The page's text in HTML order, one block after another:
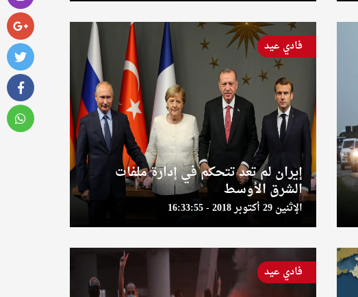
إيران لم تعد تتحكم في إدارة ملفات
الشرق الأوسط
الإثنين 29 أكتوبر 2018 - 16:33:55
فادي عيد
فادي عيد